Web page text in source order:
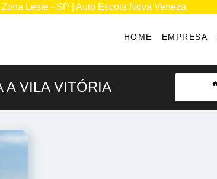
Zona Leste - SP | Auto Escola Nova Veneza
HOME EMPRESA
A VILA VITÓRIA